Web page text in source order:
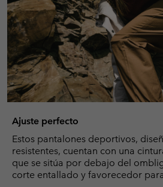
Ajuste perfecto
Estos pantalones deportivos,
resistentes, cuentan con una
que se sitúa por debajo del
corte entallado y favorecedor